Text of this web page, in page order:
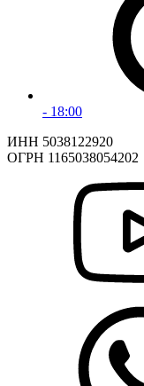
- 18:00
ИНН 5038122920
ОГРН 1165038054202